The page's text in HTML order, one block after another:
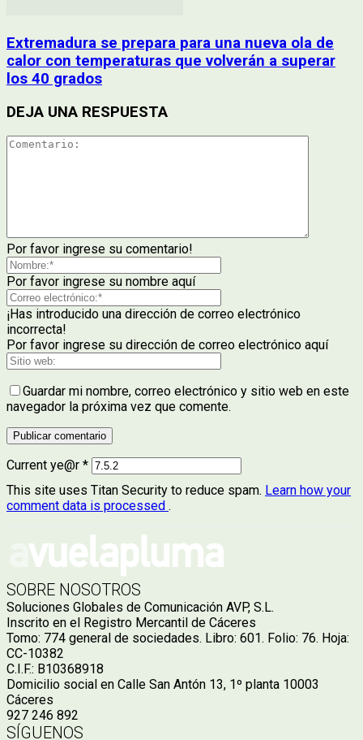
Extremadura se prepara para una nueva ola de
calor con temperaturas que volverán a superar
los 40 grados
DEJA UNA RESPUESTA
Por favor ingrese su comentario!
Por favor ingrese su nombre aquí
¡Has introducido una dirección de correo electrónico
incorrecta!
Por favor ingrese su dirección de correo electrónico aquí
Guardar mi nombre, correo electrónico y sitio web en este
navegador la próxima vez que comente.
Current ye@r *
This site uses Titan Security to reduce spam. Learn how your
comment data is processed .
SOBRE NOSOTROS
Soluciones Globales de Comunicación AVP, S.L.
Inscrito en el Registro Mercantil de Cáceres
Tomo: 774 general de sociedades. Libro: 601. Folio: 76. Hoja:
CC-10382
C.I.F.: B10368918
Domicilio social en Calle San Antón 13, 1º planta 10003
Cáceres
927 246 892
SÍGUENOS